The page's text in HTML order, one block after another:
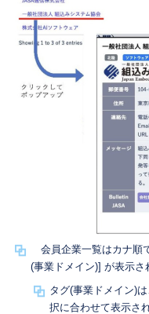
会員企業一覧はカナ順
(事業ドメイン)] が表示さ
タグ(事業ドメイン)
択に合わせて表示さ